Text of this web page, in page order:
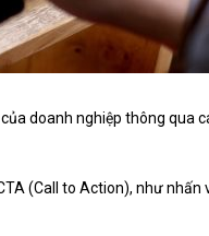
doanh nghiệp thông qua
(Call to Action), như nhấn